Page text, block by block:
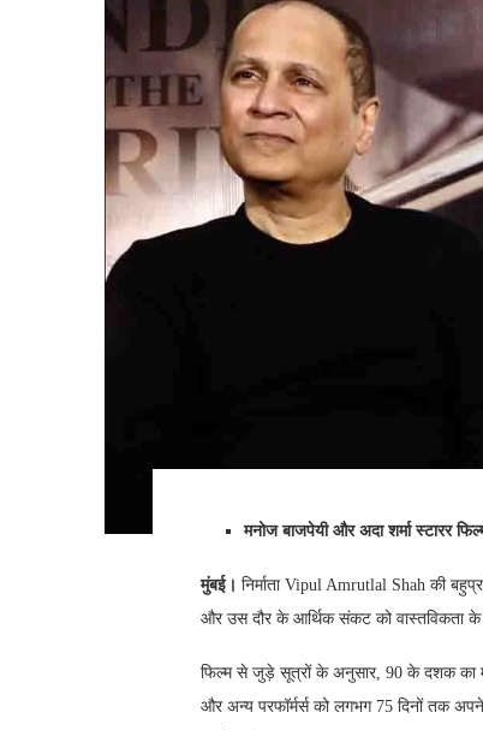
मनोज बाजपेयी और अदा शर्मा स्टारर
मुंबई। निर्माता Vipul Amrutlal Shah की
और उस दौर के आर्थिक संकट को वास्तविकता के
फिल्म से जुड़े सूत्रों के अनुसार, 90 के दशक का
और अन्य परफॉर्मर्स को लगभग 75 दिनों तक